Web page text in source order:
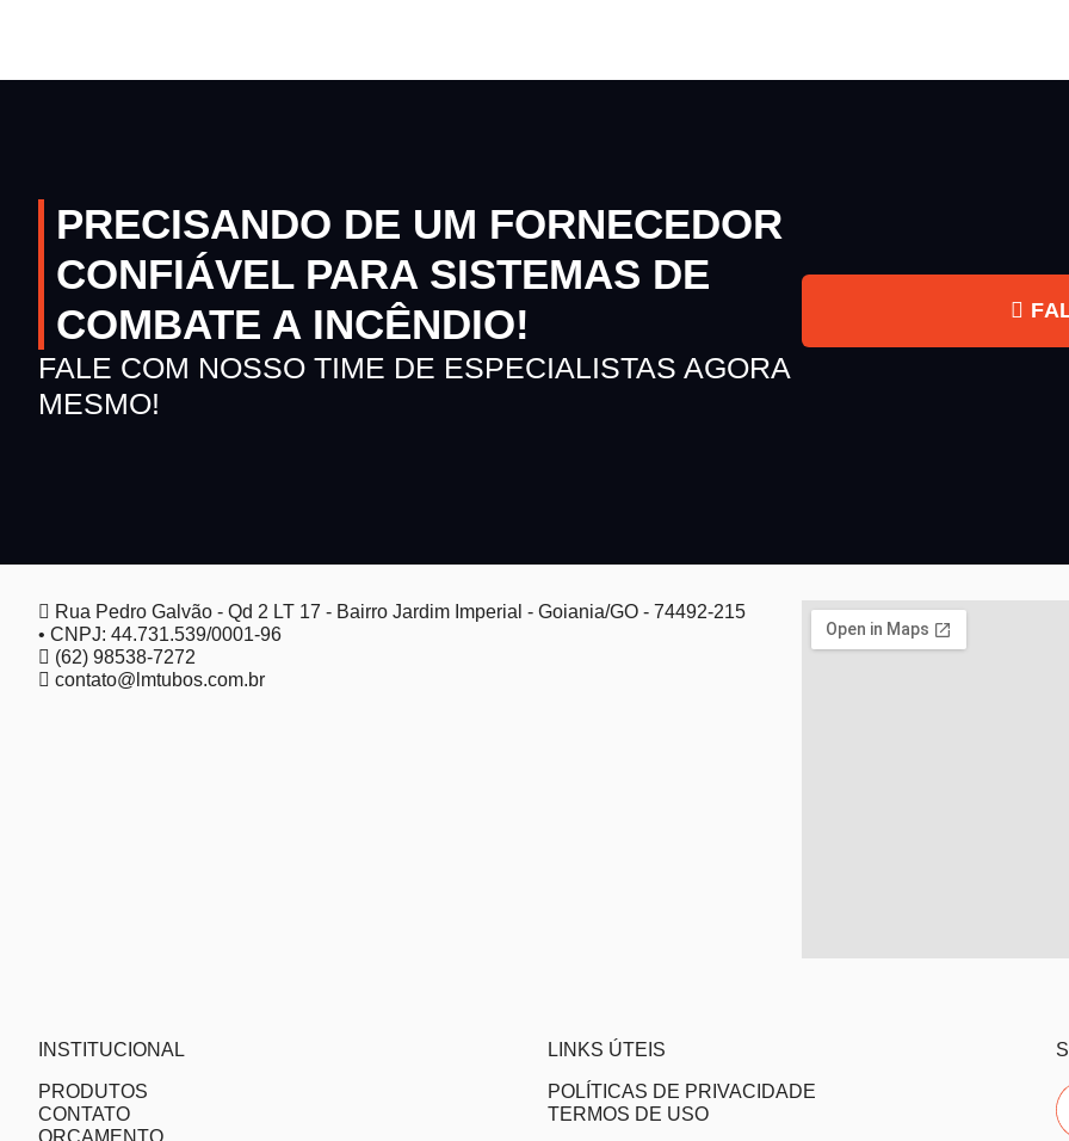
PRECISANDO DE UM FORNECEDOR
CONFIÁVEL PARA SISTEMAS DE
COMBATE A INCÊNDIO!
FALE COM NOSSO TIME DE ESPECIALISTAS AGORA
MESMO!
Rua Pedro Galvão - Qd 2 LT 17 - Bairro Jardim Imperial - Goiania/GO - 74492-215
• CNPJ: 44.731.539/0001-96
(62) 98538-7272
contato@lmtubos.com.br
INSTITUCIONAL
PRODUTOS
CONTATO
LINKS ÚTEIS
POLÍTICAS DE PRIVACIDADE
TERMOS DE USO